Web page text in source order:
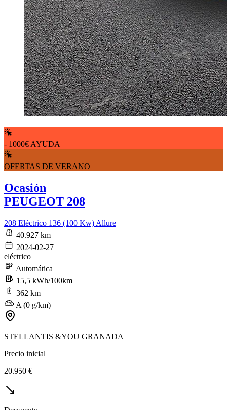
- 1000€ AYUDA
OFERTAS DE VERANO
Ocasión
PEUGEOT 208
208 Eléctrico 136 (100 Kw) Allure
40.927 km
2024-02-27
eléctrico
Automática
15,5 kWh/100km
362 km
A (0 g/km)
STELLANTIS &YOU GRANADA
Precio inicial
20.950 €